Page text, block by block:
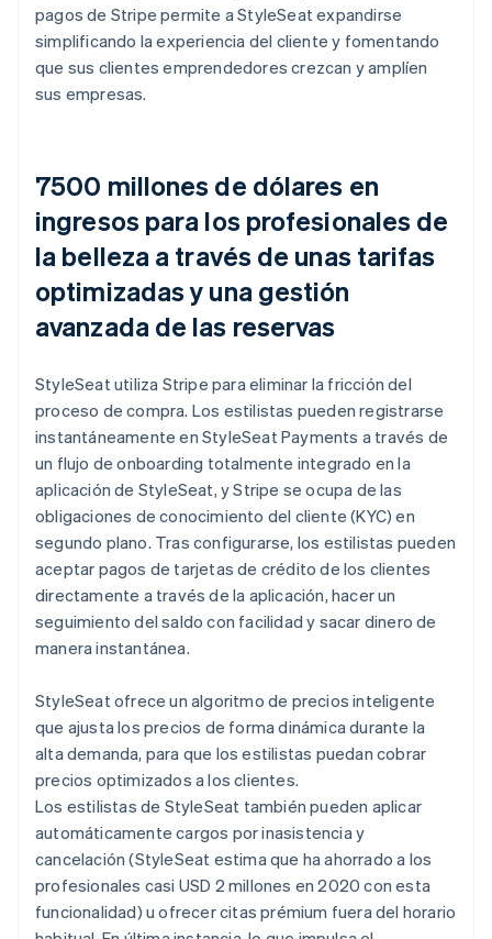
pagos de Stripe permite a StyleSeat expandirse
simplificando la experiencia del cliente y fomentando
que sus clientes emprendedores crezcan y amplíen
sus empresas.
7500 millones de dólares en
ingresos para los profesionales de
la belleza a través de unas tarifas
optimizadas y una gestión
avanzada de las reservas
StyleSeat utiliza Stripe para eliminar la fricción del
proceso de compra. Los estilistas pueden registrarse
instantáneamente en StyleSeat Payments a través de
un flujo de onboarding totalmente integrado en la
aplicación de StyleSeat, y Stripe se ocupa de las
obligaciones de conocimiento del cliente (KYC) en
segundo plano. Tras configurarse, los estilistas pueden
aceptar pagos de tarjetas de crédito de los clientes
directamente a través de la aplicación, hacer un
seguimiento del saldo con facilidad y sacar dinero de
manera instantánea.
StyleSeat ofrece un algoritmo de precios inteligente
que ajusta los precios de forma dinámica durante la
alta demanda, para que los estilistas puedan cobrar
precios optimizados a los clientes.
Los estilistas de StyleSeat también pueden aplicar
automáticamente cargos por inasistencia y
cancelación (StyleSeat estima que ha ahorrado a los
profesionales casi USD 2 millones en 2020 con esta
funcionalidad) u ofrecer citas prémium fuera del horario